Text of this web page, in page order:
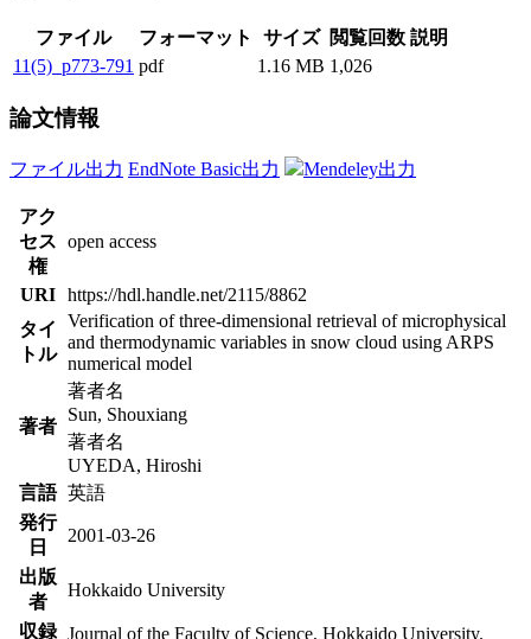
ファイル フォーマット サイズ 閲覧回数 説明
11(5)_p773-791 pdf 1.16 MB 1,026
論文情報
ファイル出力 EndNote Basic出力 Mendeley出力
アク
セス
権
open access
URI https://hdl.handle.net/2115/8862
タイ
トル
Verification of three-dimensional retrieval of microphysical
and thermodynamic variables in snow cloud using ARPS
numerical model
著者
著者名
Sun, Shouxiang
著者名
UYEDA, Hiroshi
言語 英語
発行
日
2001-03-26
出版
者
Hokkaido University
収録 Journal of the Faculty of Science, Hokkaido University.